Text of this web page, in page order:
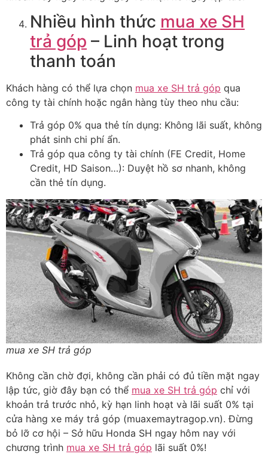
Nhiều hình thức mua xe SH
trả góp – Linh hoạt trong
thanh toán
Khách hàng có thể lựa chọn mua xe SH trả góp qua
công ty tài chính hoặc ngân hàng tùy theo nhu cầu:
Trả góp 0% qua thẻ tín dụng: Không lãi suất, không
phát sinh chi phí ẩn.
Trả góp qua công ty tài chính (FE Credit, Home
Credit, HD Saison…): Duyệt hồ sơ nhanh, không
cần thẻ tín dụng.
mua xe SH trả góp
Không cần chờ đợi, không cần phải có đủ tiền mặt ngay
lập tức, giờ đây bạn có thể mua xe SH trả góp chỉ với
khoản trả trước nhỏ, kỳ hạn linh hoạt và lãi suất 0% tại
cửa hàng xe máy trả góp (muaxemaytragop.vn). Đừng
bỏ lỡ cơ hội – Sở hữu Honda SH ngay hôm nay với
chương trình mua xe SH trả góp lãi suất 0%!